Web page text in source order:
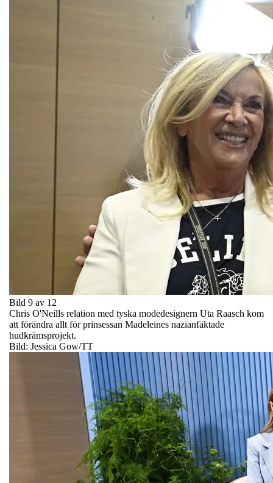
Bild 9 av 12
Chris O'Neills relation med tyska modedesignern Uta Raasch kom
att förändra allt för prinsessan Madeleines nazianfäktade
hudkrämsprojekt.
Bild: Jessica Gow/TT